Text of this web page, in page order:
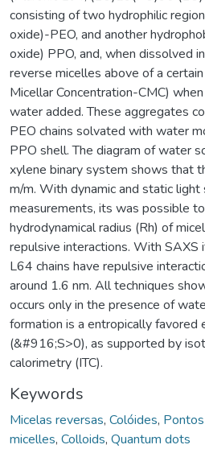
consisting of two hydrophilic
oxide)-PEO, and another
oxide) PPO, and, when dissolved
reverse micelles above of a
Micellar Concentration-CMC)
water added. These aggregates
PEO chains solvated with water
PPO shell. The diagram of water
xylene binary system shows that
m/m. With dynamic and static
measurements, its was possible
hydrodynamical radius (Rh) of
repulsive interactions. With
L64 chains have repulsive
around 1.6 nm. All techniques
occurs only in the presence of
formation is a entropically favored
(&#916;S>0), as supported by
calorimetry (ITC).
Keywords
Micelas reversas, Colóides,
micelles, Colloids, Quantum dots